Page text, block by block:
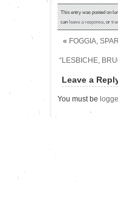
This entry was posted on
canleave a response, or
« FOGGIA,
“LESBICHE,
Leave a
You must be